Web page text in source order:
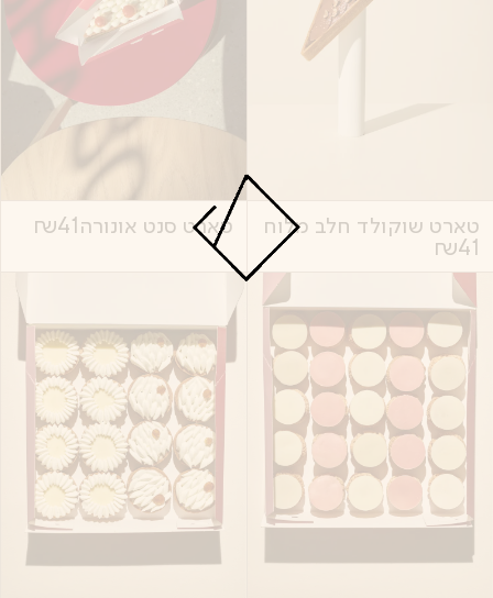
טארט שוקולד חלב מלוח
41
₪
טארט סנט אונורה41
₪